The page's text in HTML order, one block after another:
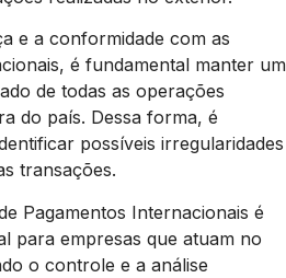
e a conformidade com as
é fundamental manter um
de todas as operações
do país. Dessa forma, é
possíveis irregularidades
transações.
Pagamentos Internacionais é
para empresas que atuam no
o controle e a análise